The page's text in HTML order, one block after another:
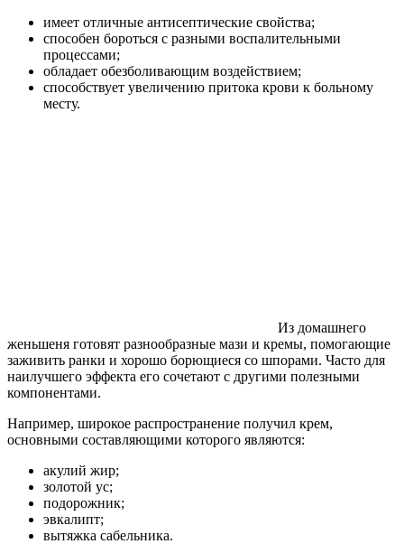
имеет отличные антисептические свойства;
способен бороться с разными воспалительными
процессами;
обладает обезболивающим воздействием;
способствует увеличению притока крови к больному
месту.
Из домашнего
женьшеня готовят разнообразные мази и кремы, помогающие
заживить ранки и хорошо борющиеся со шпорами. Часто для
наилучшего эффекта его сочетают с другими полезными
компонентами.
Например, широкое распространение получил крем,
основными составляющими которого являются:
акулий жир;
золотой ус;
подорожник;
эвкалипт;
вытяжка сабельника.